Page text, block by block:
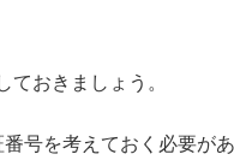
ておきましょう。
号を考えておく必要があ